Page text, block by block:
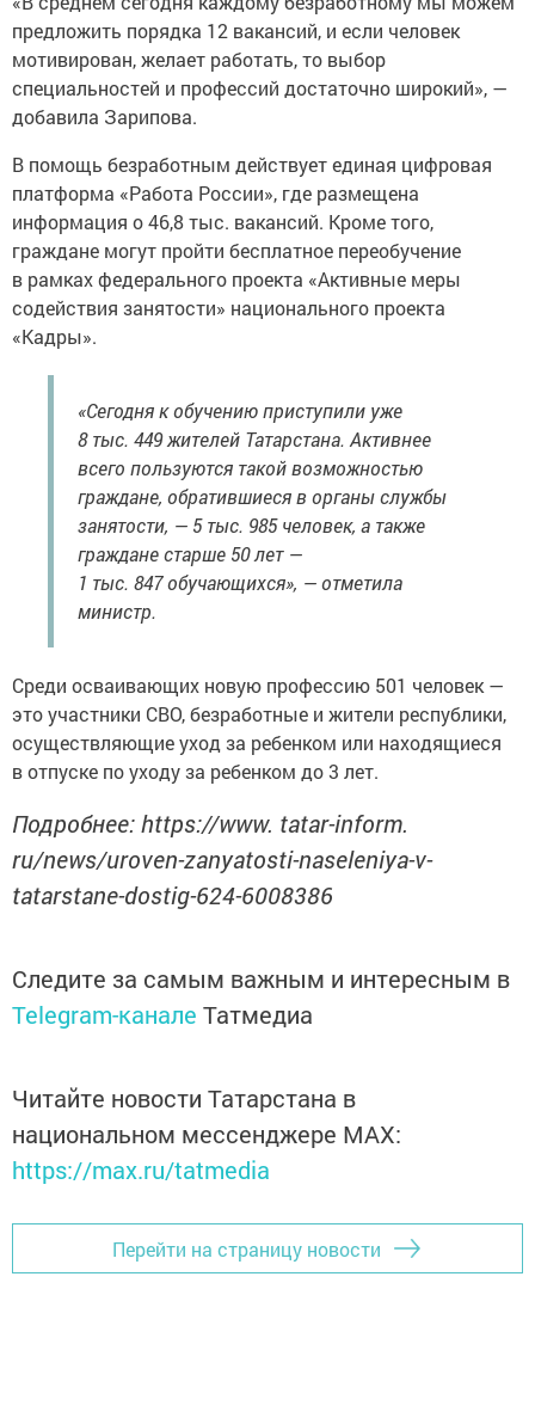
предложить порядка 12 вакансий, и если человек
мотивирован, желает работать, то выбор
специальностей и профессий достаточно широкий», —
добавила Зарипова.
В помощь безработным действует единая цифровая
платформа «Работа России», где размещена
информация о 46,8 тыс. вакансий. Кроме того,
граждане могут пройти бесплатное переобучение
в рамках федерального проекта «Активные меры
содействия занятости» национального проекта
«Кадры».
«Сегодня к обучению приступили уже
8 тыс. 449 жителей Татарстана. Активнее
всего пользуются такой возможностью
граждане, обратившиеся в органы службы
занятости, — 5 тыс. 985 человек, а также
граждане старше 50 лет —
1 тыс. 847 обучающихся», — отметила
министр.
Среди осваивающих новую профессию 501 человек —
это участники СВО, безработные и жители республики,
осуществляющие уход за ребенком или находящиеся
в отпуске по уходу за ребенком до 3 лет.
Подробнее: https://www. tatar-inform.
ru/news/uroven-zanyatosti-naseleniya-v-
tatarstane-dostig-624-6008386
Следите за самым важным и интересным в
Telegram-канале Татмедиа
Читайте новости Татарстана в
национальном мессенджере MАХ:
https://max.ru/tatmedia
Перейти на страницу новости